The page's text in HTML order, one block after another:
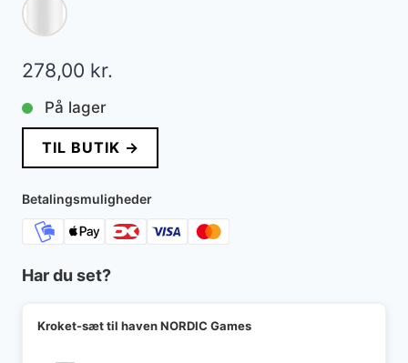
278,00 kr.
På lager
TIL BUTIK →
Betalingsmuligheder
Har du set?
Kroket-sæt til haven NORDIC Games